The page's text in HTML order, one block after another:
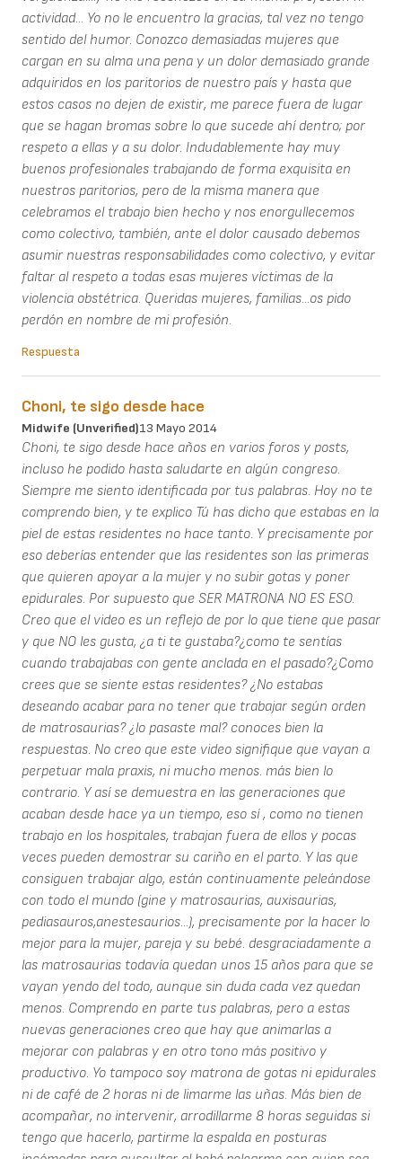
actividad... Yo no le encuentro la gracias, tal vez no tengo
sentido del humor. Conozco demasiadas mujeres que
cargan en su alma una pena y un dolor demasiado grande
adquiridos en los paritorios de nuestro país y hasta que
estos casos no dejen de existir, me parece fuera de lugar
que se hagan bromas sobre lo que sucede ahí dentro; por
respeto a ellas y a su dolor. Indudablemente hay muy
buenos profesionales trabajando de forma exquisita en
nuestros paritorios, pero de la misma manera que
celebramos el trabajo bien hecho y nos enorgullecemos
como colectivo, también, ante el dolor causado debemos
asumir nuestras responsabilidades como colectivo, y evitar
faltar al respeto a todas esas mujeres víctimas de la
violencia obstétrica. Queridas mujeres, familias...os pido
perdón en nombre de mi profesión.
Respuesta
Choni, te sigo desde hace
Midwife (unverified)13 Mayo 2014
Choni, te sigo desde hace años en varios foros y posts,
incluso he podido hasta saludarte en algún congreso.
Siempre me siento identificada por tus palabras. Hoy no te
comprendo bien, y te explico Tú has dicho que estabas en la
piel de estas residentes no hace tanto. Y precisamente por
eso deberías entender que las residentes son las primeras
que quieren apoyar a la mujer y no subir gotas y poner
epidurales. Por supuesto que SER MATRONA NO ES ESO.
Creo que el video es un reflejo de por lo que tiene que pasar
y que NO les gusta, ¿a ti te gustaba?¿como te sentías
cuando trabajabas con gente anclada en el pasado?¿Como
crees que se siente estas residentes? ¿No estabas
deseando acabar para no tener que trabajar según orden
de matrosaurias? ¿lo pasaste mal? conoces bien la
respuestas. No creo que este video signifique que vayan a
perpetuar mala praxis, ni mucho menos. más bien lo
contrario. Y así se demuestra en las generaciones que
acaban desde hace ya un tiempo, eso sí , como no tienen
trabajo en los hospitales, trabajan fuera de ellos y pocas
veces pueden demostrar su cariño en el parto. Y las que
consiguen trabajar algo, están continuamente peleándose
con todo el mundo (gine y matrosaurias, auxisaurias,
pediasauros,anestesaurios...), precisamente por la hacer lo
mejor para la mujer, pareja y su bebé. desgraciadamente a
las matrosaurias todavía quedan unos 15 años para que se
vayan yendo del todo, aunque sin duda cada vez quedan
menos. Comprendo en parte tus palabras, pero a estas
nuevas generaciones creo que hay que animarlas a
mejorar con palabras y en otro tono más positivo y
productivo. Yo tampoco soy matrona de gotas ni epidurales
ni de café de 2 horas ni de limarme las uñas. Más bien de
acompañar, no intervenir, arrodillarme 8 horas seguidas si
tengo que hacerlo, partirme la espalda en posturas